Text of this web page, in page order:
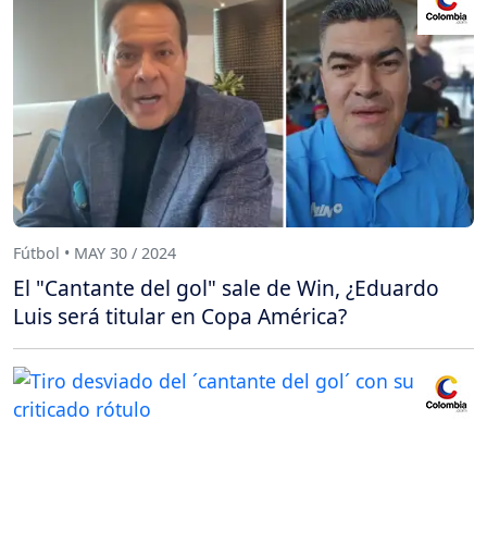
Fútbol • MAY 30 / 2024
El "Cantante del gol" sale de Win, ¿Eduardo
Luis será titular en Copa América?